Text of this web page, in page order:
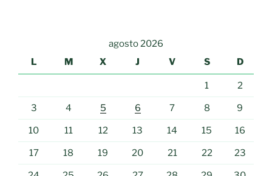
agosto 2026
L
M X J V S D
1 2
3 4 5 6 7 8 9
10 11 12 13 14 15 16
17 18 19 20 21 22 23